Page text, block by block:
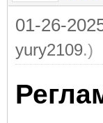
01-26-
yury2109.)